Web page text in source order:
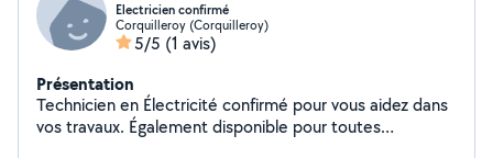
Electricien confirmé
Corquilleroy (Corquilleroy)
5/5 (1 avis)
Présentation
Technicien en Électricité confirmé pour vous aidez dans
vos travaux. Également disponible pour toutes